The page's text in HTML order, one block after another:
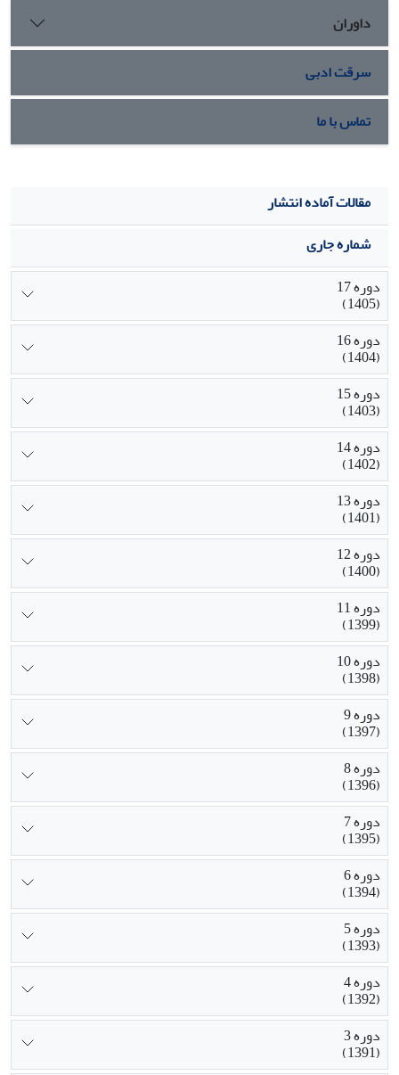
داوران
سرقت ادبی
تماس با ما
مقالات آماده انتشار
شماره جاری
دوره 17
(1405)
دوره 16
(1404)
دوره 15
(1403)
دوره 14
(1402)
دوره 13
(1401)
دوره 12
(1400)
دوره 11
(1399)
دوره 10
(1398)
دوره 9
(1397)
دوره 8
(1396)
دوره 7
(1395)
دوره 6
(1394)
دوره 5
(1393)
دوره 4
(1392)
دوره 3
(1391)